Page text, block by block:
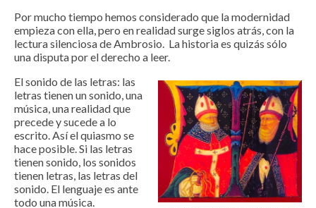
Por mucho tiempo hemos considerado que la modernidad
empieza con ella, pero en realidad surge siglos atrás, con la
lectura silenciosa de Ambrosio. La historia es quizás sólo
una disputa por el derecho a leer.
El sonido de las letras: las
letras tienen un sonido, una
música, una realidad que
precede y sucede a lo
escrito. Así el quiasmo se
hace posible. Si las letras
tienen sonido, los sonidos
tienen letras, las letras del
sonido. El lenguaje es ante
todo una música.